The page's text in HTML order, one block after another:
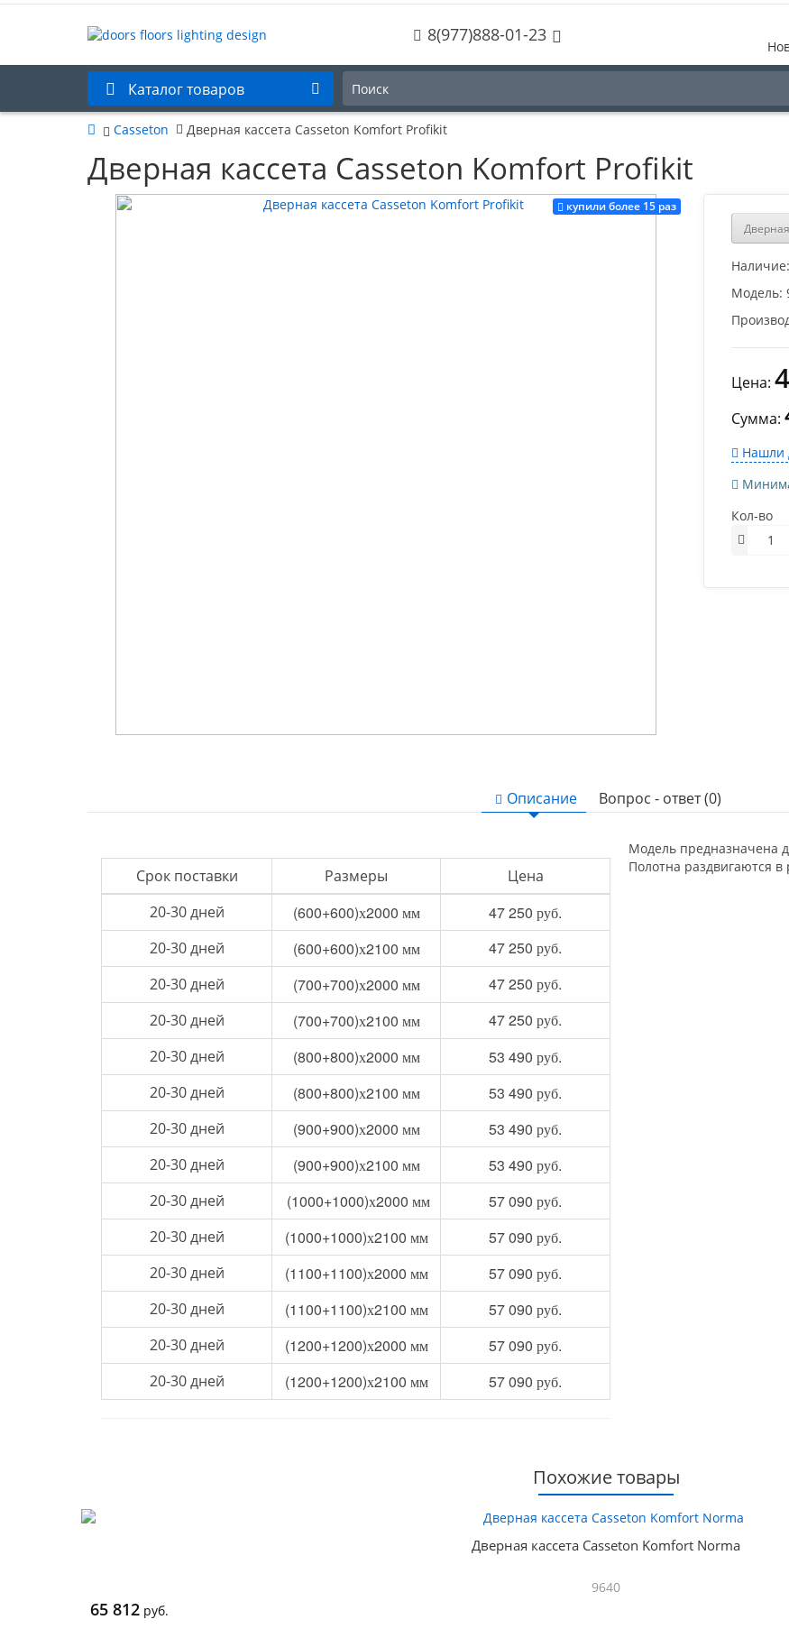
8(977)888-01-23
Каталог товаров
Casseton Дверная кассета Casseton Komfort Profikit
Дверная кассета Casseton Komfort Profikit
купили более 15 раз
Наличие:
Модель:
Цена:
Сумма:
Нашли
Кол-во
Описание Вопрос - ответ (0)
Срок поставки Размеры
Цена
20-30 дней
(600+600)х2000 мм 47 250 руб.
20-30 дней (600+600)х2100 мм 47 250 руб.
20-30 дней (700+700)х2000 мм 47 250 руб.
20-30 дней (700+700)х2100 мм 47 250 руб.
20-30 дней (800+800)х2000 мм 53 490 руб.
20-30 дней (800+800)х2100 мм 53 490 руб.
20-30 дней (900+900)х2000 мм 53 490 руб.
20-30 дней (900+900)х2100 мм 53 490 руб.
20-30 дней (1000+1000)х2000 мм 57 090 руб.
20-30 дней (1000+1000)х2100 мм 57 090 руб.
20-30 дней (1100+1100)х2000 мм 57 090 руб.
20-30 дней (1100+1100)х2100 мм 57 090 руб.
20-30 дней (1200+1200)х2000 мм 57 090 руб.
20-30 дней (1200+1200)х2100 мм 57 090 руб.
Модель предназначена
Полотна раздвигаются
Похожие товары
Дверная кассета Casseton Komfort Norma
9640
65 812 руб.